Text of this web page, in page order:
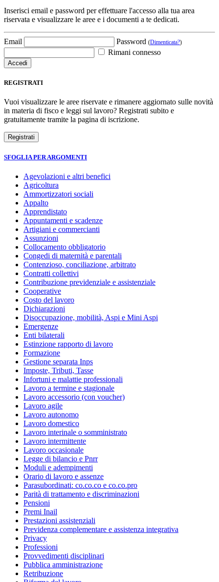
Inserisci email e password per effettuare l'accesso alla tua area
riservata e visualizzare le aree e i documenti a te dedicati.
Email Password (Dimenticata?)
Rimani connesso
REGISTRATI
Vuoi visualizzare le aree riservate e rimanere aggiornato sulle novità
in materia di fisco e leggi sul lavoro? Registrati subito e
gratuitamente tramite la pagina di iscrizione.
SFOGLIA PER ARGOMENTI
Agevolazioni e altri benefici
Agricoltura
Ammortizzatori sociali
Appalto
Apprendistato
Appuntamenti e scadenze
Artigiani e commercianti
Assunzioni
Collocamento obbligatorio
Congedi di maternità e parentali
Contenzioso, conciliazione, arbitrato
Contratti collettivi
Contribuzione previdenziale e assistenziale
Cooperative
Costo del lavoro
Dichiarazioni
Disoccupazione, mobilità, Aspi e Mini Aspi
Emergenze
Enti bilaterali
Estinzione rapporto di lavoro
Formazione
Gestione separata Inps
Imposte, Tributi, Tasse
Infortuni e malattie professionali
Lavoro a termine e stagionale
Lavoro accessorio (con voucher)
Lavoro agile
Lavoro autonomo
Lavoro domestico
Lavoro interinale o somministrato
Lavoro intermittente
Lavoro occasionale
Legge di bilancio e Pnrr
Moduli e adempimenti
Orario di lavoro e assenze
Parasubordinati: co.co.co e co.co.pro
Parità di trattamento e discriminazioni
Pensioni
Premi Inail
Prestazioni assistenziali
Previdenza complementare e assistenza integrativa
Privacy
Professioni
Provvedimenti disciplinari
Pubblica amministrazione
Retribuzione